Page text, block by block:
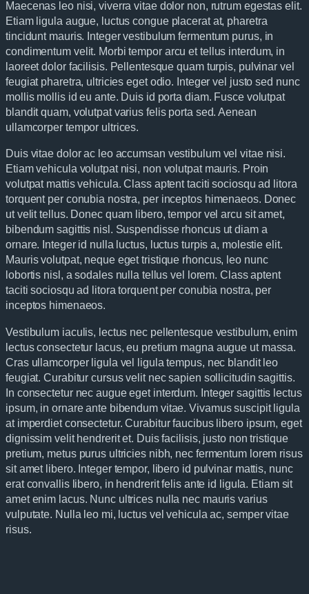
Maecenas leo nisi, viverra vitae dolor non, rutrum egestas elit.
Etiam ligula augue, luctus congue placerat at, pharetra
tincidunt mauris. Integer vestibulum fermentum purus, in
condimentum velit. Morbi tempor arcu et tellus interdum, in
laoreet dolor facilisis. Pellentesque quam turpis, pulvinar vel
feugiat pharetra, ultricies eget odio. Integer vel justo sed nunc
mollis mollis id eu ante. Duis id porta diam. Fusce volutpat
blandit quam, volutpat varius felis porta sed. Aenean
ullamcorper tempor ultrices.
Duis vitae dolor ac leo accumsan vestibulum vel vitae nisi.
Etiam vehicula volutpat nisi, non volutpat mauris. Proin
volutpat mattis vehicula. Class aptent taciti sociosqu ad litora
torquent per conubia nostra, per inceptos himenaeos. Donec
ut velit tellus. Donec quam libero, tempor vel arcu sit amet,
bibendum sagittis nisl. Suspendisse rhoncus ut diam a
ornare. Integer id nulla luctus, luctus turpis a, molestie elit.
Mauris volutpat, neque eget tristique rhoncus, leo nunc
lobortis nisl, a sodales nulla tellus vel lorem. Class aptent
taciti sociosqu ad litora torquent per conubia nostra, per
inceptos himenaeos.
Vestibulum iaculis, lectus nec pellentesque vestibulum, enim
lectus consectetur lacus, eu pretium magna augue ut massa.
Cras ullamcorper ligula vel ligula tempus, nec blandit leo
feugiat. Curabitur cursus velit nec sapien sollicitudin sagittis.
In consectetur nec augue eget interdum. Integer sagittis lectus
ipsum, in ornare ante bibendum vitae. Vivamus suscipit ligula
at imperdiet consectetur. Curabitur faucibus libero ipsum, eget
dignissim velit hendrerit et. Duis facilisis, justo non tristique
pretium, metus purus ultricies nibh, nec fermentum lorem risus
sit amet libero. Integer tempor, libero id pulvinar mattis, nunc
erat convallis libero, in hendrerit felis ante id ligula. Etiam sit
amet enim lacus. Nunc ultrices nulla nec mauris varius
vulputate. Nulla leo mi, luctus vel vehicula ac, semper vitae
risus.